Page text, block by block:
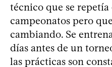
técnico que se repetía
campeonatos pero
cambiando. Se
días antes de un
las prácticas son